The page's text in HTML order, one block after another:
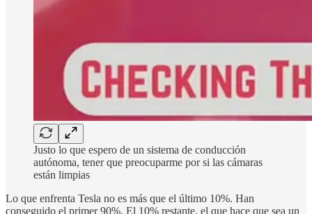
Justo lo que espero de un sistema de conducción
autónoma, tener que preocuparme por si las cámaras
están limpias
Lo que enfrenta Tesla no es más que el último 10%. Han
conseguido el primer 90%. El 10% restante, el que hace que sea un